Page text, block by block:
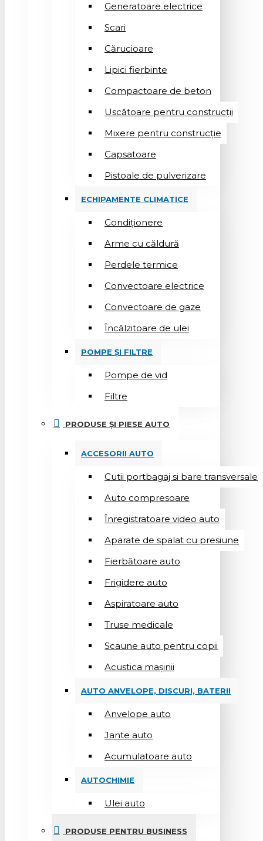
Generatoare electrice
Scari
Cărucioare
Lipici fierbinte
Compactoare de beton
Uscătoare pentru construcții
Mixere pentru construcție
Capsatoare
Pistoale de pulverizare
ECHIPAMENTE CLIMATICE
Condiționere
Arme cu căldură
Perdele termice
Convectoare electrice
Convectoare de gaze
Încălzitoare de ulei
POMPE ȘI FILTRE
Pompe de vid
Filtre
PRODUSE ȘI PIESE AUTO
ACCESORII AUTO
Cutii portbagaj si bare transversale
Auto compresoare
Înregistratoare video auto
Aparate de spalat cu presiune
Fierbătoare auto
Frigidere auto
Aspiratoare auto
Truse medicale
Scaune auto pentru copii
Acustica mașinii
AUTO ANVELOPE, DISCURI, BATERII
Anvelope auto
Jante auto
Acumulatoare auto
AUTOCHIMIE
Ulei auto
PRODUSE PENTRU BUSINESS